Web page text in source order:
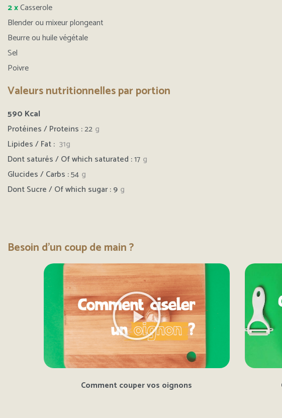
2 xCasserole
Blender ou mixeur plongeant
Beurre ou huile végétale
Sel
Poivre
Valeurs nutritionnelles par portion
590 Kcal
Protéines / Proteins :22 g
Lipides / Fat : 31g
Dont saturés / Of which saturated :17 g
Glucides / Carbs :54 g
Dont Sucre / Of which sugar : 9 g
Besoin d'un coup de main ?
Comment couper vos oignons